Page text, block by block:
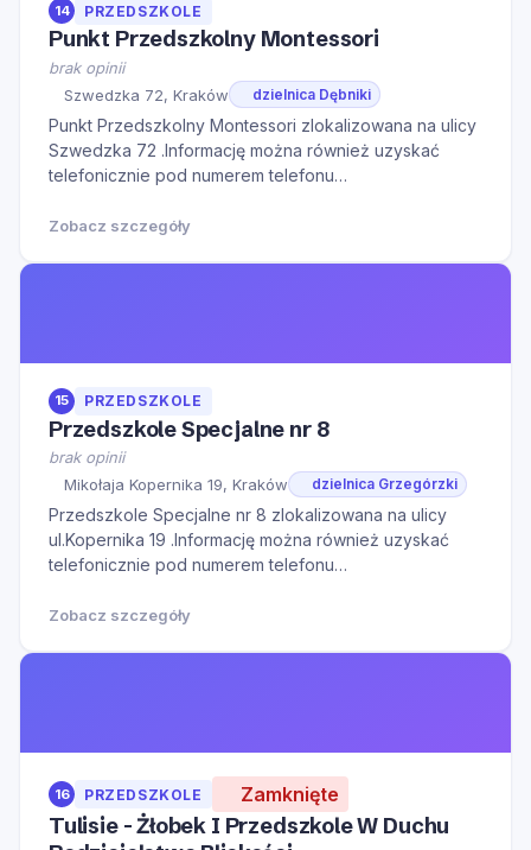
14 PRZEDSZKOLE
Punkt Przedszkolny Montessori
brak opinii
Szwedzka 72, Kraków
dzielnica Dębniki
Punkt Przedszkolny Montessori zlokalizowana na ulicy
Szwedzka 72 .Informację można również uzyskać
telefonicznie pod numerem telefonu
godzinach otwarcia oraz na Naszą stronę internetową
Zobacz szczegóły
15 PRZEDSZKOLE
Przedszkole Specjalne nr 8
brak opinii
Mikołaja Kopernika 19, Kraków
dzielnica Grzegórzki
Przedszkole Specjalne nr 8 zlokalizowana na ulicy
ul.Kopernika 19 .Informację można również uzyskać
telefonicznie pod numerem telefonu
godzinach otwarcia oraz na Naszą stronę internetową
Zobacz szczegóły
16 PRZEDSZKOLE Zamknięte
Tulisie - Żłobek I Przedszkole W Duchu